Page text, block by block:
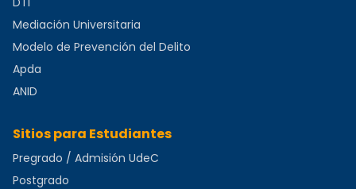
Mediación Universitaria
Modelo de Prevención del Delito
Apda
ANID
Sitios para Estudiantes
Pregrado / Admisión UdeC
Postgrado